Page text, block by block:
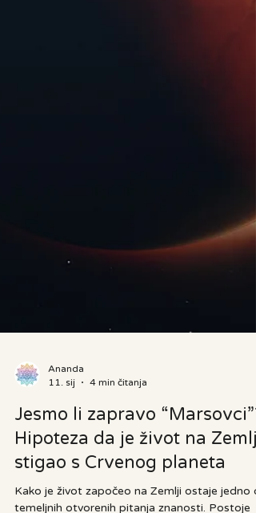
Ananda
11. sij
4 min čitanja
Jesmo li zapravo “Marsovci”?